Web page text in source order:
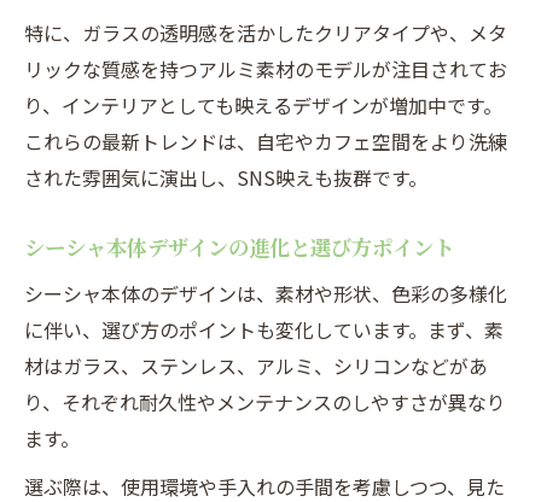
特に、ガラスの透明感を活かしたクリアタイプや、メタ
リックな質感を持つアルミ素材のモデルが注目されてお
り、インテリアとしても映えるデザインが増加中です。
これらの最新トレンドは、自宅やカフェ空間をより洗練
された雰囲気に演出し、SNS映えも抜群です。
シーシャ本体デザインの進化と選び方ポイント
シーシャ本体のデザインは、素材や形状、色彩の多様化
に伴い、選び方のポイントも変化しています。まず、素
材はガラス、ステンレス、アルミ、シリコンなどがあ
り、それぞれ耐久性やメンテナンスのしやすさが異なり
ます。
選ぶ際は、使用環境や手入れの手間を考慮しつつ、見た